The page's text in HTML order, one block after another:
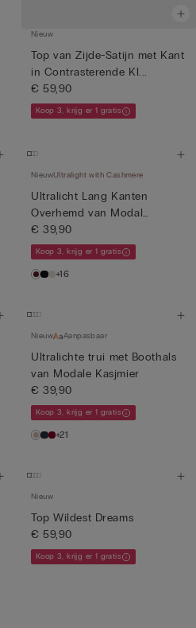
Nieuw
Top van Zijde-Satijn met Kant
in Contrasterende Kl...
€ 59,90
Koop 3, krijg er 1 gratis
NieuwUltralight with Cashmere
Ultralicht Lang Kanten
Overhemd van Modal
Kasjmier
€ 39,90
Koop 3, krijg er 1 gratis
+16
Nieuw Aanpasbaar
Ultralichte trui met Boothals
van Modale Kasjmier
€ 39,90
Koop 3, krijg er 1 gratis
+21
Nieuw
Top Wildest Dreams
€ 59,90
Koop 3, krijg er 1 gratis